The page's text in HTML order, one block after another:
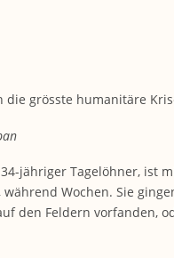
die grösste humanitäre
jähriger Tagelöhner, ist
während Wochen. Sie
den Feldern vorfanden,